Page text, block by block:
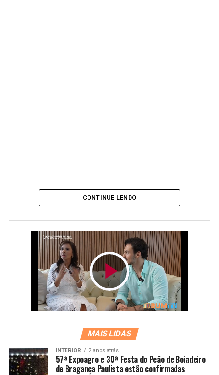
CONTINUE LENDO
MAIS LIDAS
INTERIOR 2 anos atrás
57ª Expoagro e 30ª Festa do Peão de Boiadeiro
de Bragança Paulista estão confirmadas